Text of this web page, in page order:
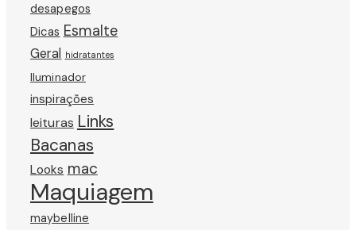
desapegos
Dicas Esmalte
Geral hidratantes
Iluminador
inspirações
leituras Links
Bacanas
Looks mac
Maquiagem
maybelline